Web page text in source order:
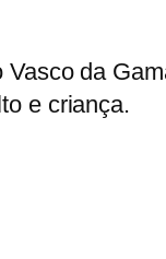
da
e criança.